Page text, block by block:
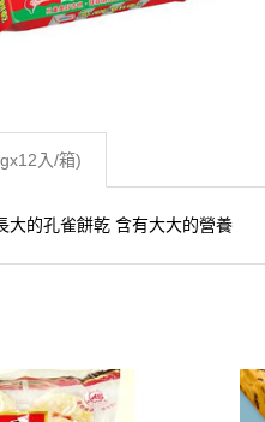
入/箱)
大的孔雀餅乾 含有大大的營養